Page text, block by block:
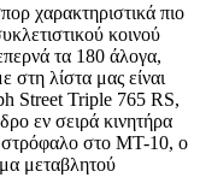
χαρακτηριστικά πιο
κοινού
τα 180 άλογα,
στη λίστα μας είναι
Street Triple 765 RS,
εν σειρά κινητήρα
στο MT-10, ο
μεταβλητού